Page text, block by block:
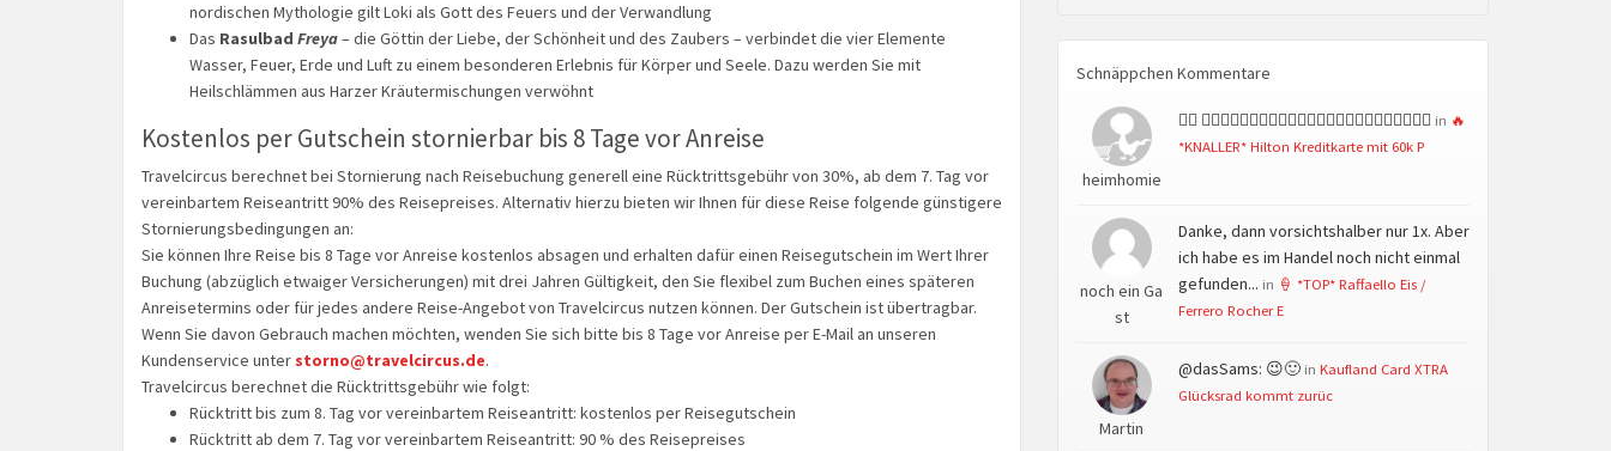
nordischen Mythologie gilt Loki als Gott des Feuers und der Verwandlung
Das Rasulbad Freya– die Göttin der Liebe, der Schönheit und des Zaubers – verbindet die vier Elemente
Wasser, Feuer, Erde und Luft zu einem besonderen Erlebnis für Körper und Seele. Dazu werden Sie mit
Heilschlämmen aus Harzer Kräutermischungen verwöhnt
Kostenlos per Gutschein stornierbar bis 8 Tage vor Anreise
Travelcircus berechnet bei Stornierung nach Reisebuchung generell eine Rücktrittsgebühr von 30%, ab dem 7. Tag vor
vereinbartem Reiseantritt 90% des Reisepreises. Alternativ hierzu bieten wir Ihnen für diese Reise folgende günstigere
Stornierungsbedingungen an:
Sie können Ihre Reise bis 8 Tage vor Anreise kostenlos absagen und erhalten dafür einen Reisegutschein im Wert Ihrer
Buchung (abzüglich etwaiger Versicherungen) mit drei Jahren Gültigkeit, den Sie flexibel zum Buchen eines späteren
Anreisetermins oder für jedes andere Reise-Angebot von Travelcircus nutzen können. Der Gutschein ist übertragbar.
Wenn Sie davon Gebrauch machen möchten, wenden Sie sich bitte bis 8 Tage vor Anreise per E-Mail an unseren
Kundenservice unter storno@travelcircus.de.
Travelcircus berechnet die Rücktrittsgebühr wie folgt:
Rücktritt bis zum 8. Tag vor vereinbartem Reiseantritt: kostenlos per Reisegutschein
Rücktritt ab dem 7. Tag vor vereinbartem Reiseantritt: 90 % des Reisepreises
Schnäppchen Kommentare
heimhomie
👍🏻 👍🏻👍🏻👍🏻👍🏻👍🏻👍🏻👍🏻👍🏻👍🏻👍🏻👍🏻👍🏻 in 🔥
*KNALLER* Hilton Kreditkarte mit 60k P
noch ein Ga
st
Danke, dann vorsichtshalber nur 1x. Aber
ich habe es im Handel noch nicht einmal
gefunden... in 🍦 *TOP* Raffaello Eis /
Ferrero Rocher E
Martin
@dasSams: 😉🙂 in Kaufland Card XTRA
Glücksrad kommt zurüc